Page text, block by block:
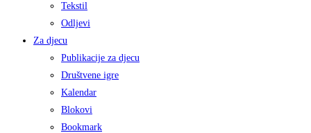
Tekstil
Odljevi
Za djecu
Publikacije za djecu
Društvene igre
Kalendar
Blokovi
Bookmark